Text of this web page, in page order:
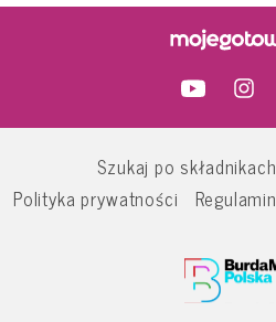
Szukaj po składnikach
Polityka prywatności
Regulamin